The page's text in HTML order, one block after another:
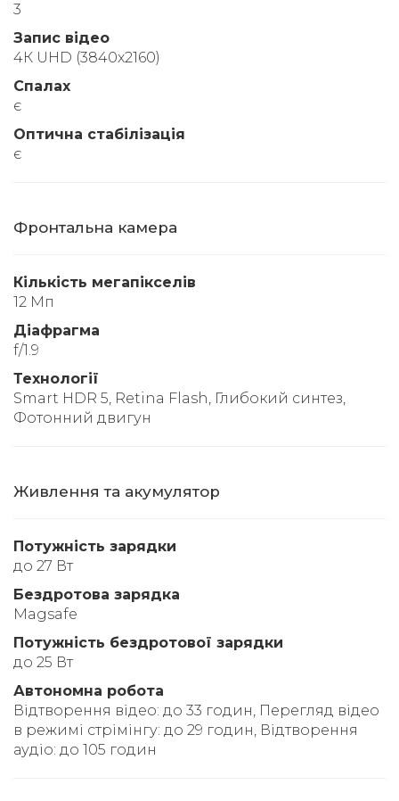
3
Запис відео
4К UHD (3840x2160)
Спалах
є
Оптична стабілізація
є
Фронтальна камера
Кількість мегапікселів
12 Мп
Діафрагма
f/1.9
Технології
Smart HDR 5, Retina Flash, Глибокий синтез,
Фотонний двигун
Живлення та акумулятор
Потужність зарядки
до 27 Вт
Бездротова зарядка
Magsafe
Потужність бездротової зарядки
до 25 Вт
Автономна робота
Відтворення відео: до 33 годин, Перегляд відео
в режимі стрімінгу: до 29 годин, Відтворення
аудіо: до 105 годин